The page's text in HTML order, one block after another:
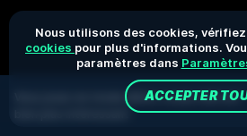
Vous jouez en mode démo. Le jeu réel est
Nous utilisons des cookies, vérifiez
cookies pour plus d'informations.
paramètres dans
ACCEPTER